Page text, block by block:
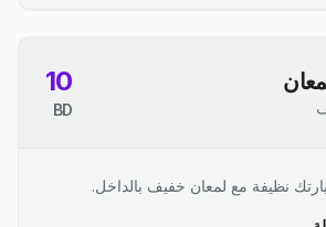
10
BD
نظيفة مع لمعان خفيف بالداخل.